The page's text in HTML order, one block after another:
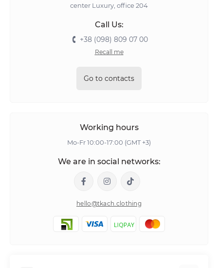
center Luxury, office 204
Call Us:
+38 (098) 809 07 00
Recall me
Go to contacts
Working hours
Mo-Fr 10:00-17:00 (GMT +3)
We are in social networks:
hello@tkach.clothing